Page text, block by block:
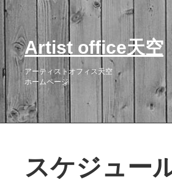
Artist office天空
アーティストオフィス天空
ホームページ
スケジュー